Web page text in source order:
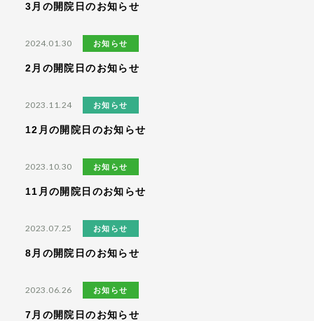
3月の開院日のお知らせ
2024.01.30 お知らせ
2月の開院日のお知らせ
2023.11.24 お知らせ
12月の開院日のお知らせ
2023.10.30 お知らせ
11月の開院日のお知らせ
2023.07.25 お知らせ
8月の開院日のお知らせ
2023.06.26 お知らせ
7月の開院日のお知らせ